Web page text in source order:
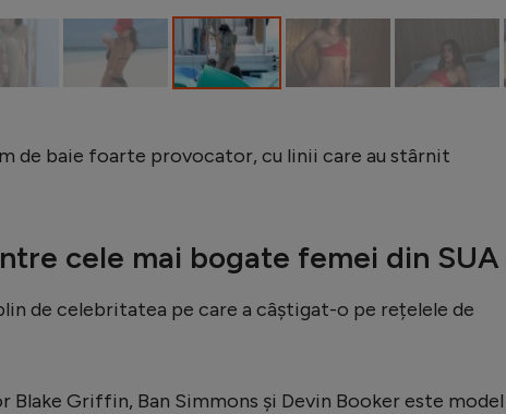
de baie foarte provocator, cu linii care au stârnit
cele mai bogate femei din SUA
de celebritatea pe care a câștigat-o pe rețelele de
Griffin, Ban Simmons și Devin Booker este model